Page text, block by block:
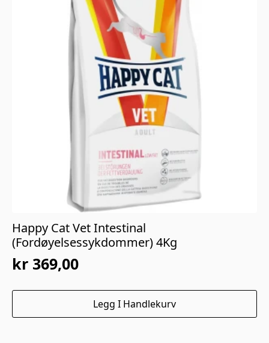
Happy Cat Vet Intestinal
(Fordøyelsessykdommer) 4Kg
kr 369,00
Legg I Handlekurv